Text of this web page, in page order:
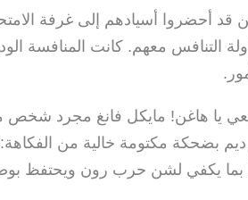
قد أحضروا أسيادهم إلى غرفة
التنافس معهم. كانت المنافسة
يا هاغن! مايكل فانغ مجرد شخص
ديم بضحكة مكتومة خالية من
يكفي لشن حرب رون ويحتفظ